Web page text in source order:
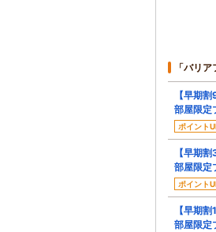
「バリ
【早期
部屋限定
ポイント
【早期
部屋限定
ポイント
【早期
部屋限定